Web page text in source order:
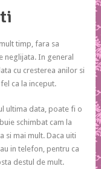
timp, fara sa
neglijata. In general
cu cresterea anilor si
ca la inceput.
ultima data, poate fi o
schimbat cam la
si mai mult. Daca uiti
in telefon, pentru ca
destul de mult.